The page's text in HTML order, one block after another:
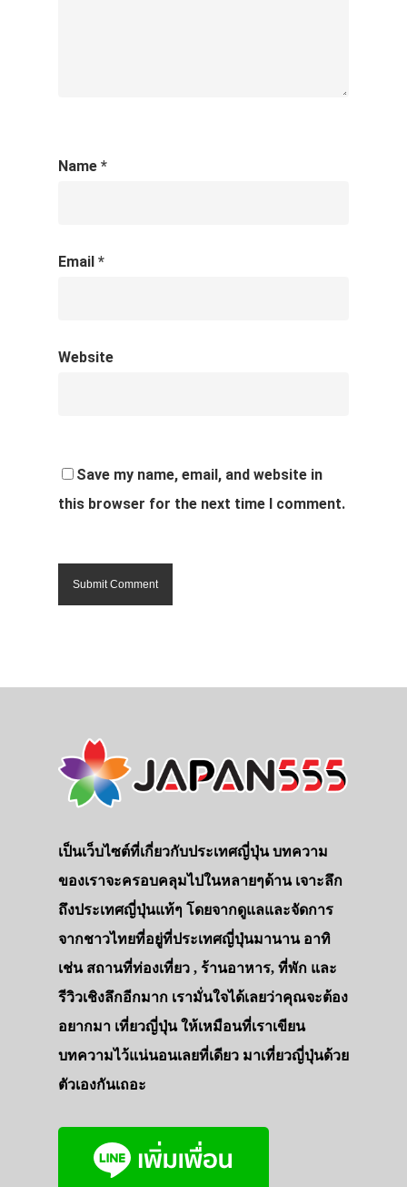
Name *
Email *
Website
Save my name, email, and website in
this browser for the next time I comment.
เป็นเว็บไซต์ที่เกี่ยวกับประเทศญี่ปุ่น บทความ
ของเราจะครอบคลุมไปในหลายๆด้าน เจาะลึก
ถึงประเทศญี่ปุ่นแท้ๆ โดยจากดูแลและจัดการ
จากชาวไทยที่อยู่ที่ประเทศญี่ปุ่นมานาน อาทิ
เช่น สถานที่ท่องเที่ยว , ร้านอาหาร, ที่พัก และ
รีวิวเชิงลึกอีกมาก เรามั่นใจได้เลยว่าคุณจะต้อง
อยากมา เที่ยวญี่ปุ่น ให้เหมือนที่เราเขียน
บทความไว้แน่นอนเลยที่เดียว มาเที่ยวญี่ปุ่นด้วย
ตัวเองกันเถอะ